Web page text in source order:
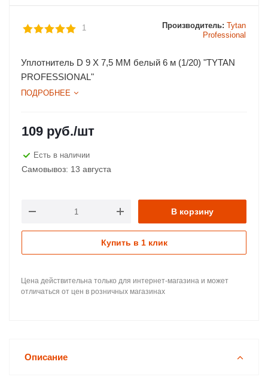
1 Производитель: Tytan
Professional
Уплотнитель D 9 X 7,5 MM белый 6 м (1/20) "TYTAN
PROFESSIONAL"
ПОДРОБНЕЕ
109 руб./шт
Есть в наличии
Самовывоз: 13 августа
В корзину
Купить в 1 клик
Цена действительна только для интернет-магазина и может
отличаться от цен в розничных магазинах
Описание